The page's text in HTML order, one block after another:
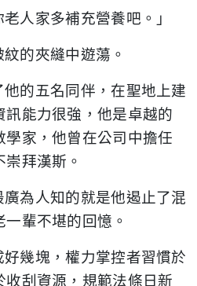
老人家多補充營養吧。」
的夾縫中遊蕩。
的五名同伴，在聖地上建
能力很強，他是卓越的
學家，他曾在公司中擔任
拜漢斯。
為人知的就是他遏止了混
輩不堪的回憶。
幾塊，權力掌控者習慣於
刮資源，規範法條日新